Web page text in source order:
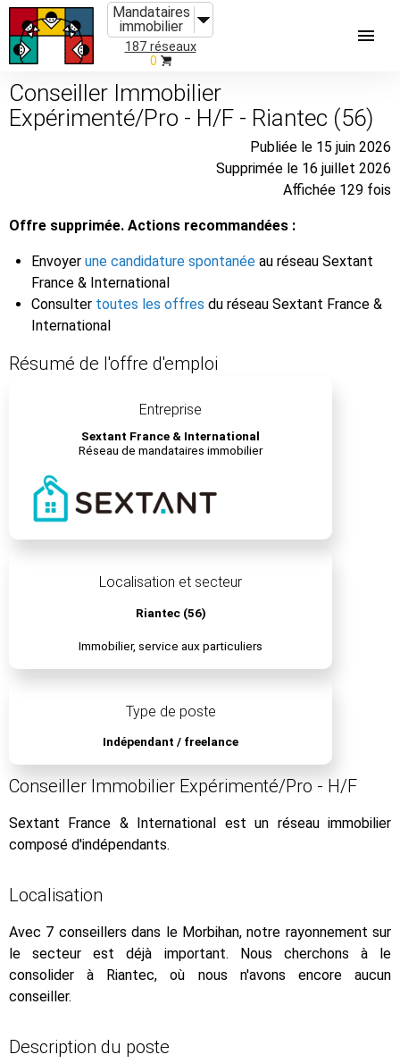
Mandataires
immobilier
187 réseaux
0
Conseiller Immobilier
Expérimenté/Pro - H/F - Riantec (56)
Publiée le 15 juin 2026
Supprimée le 16 juillet 2026
Affichée 129 fois
Offre supprimée. Actions recommandées :
Envoyer une candidature spontanée au réseau Sextant
France & International
Consulter toutes les offres du réseau Sextant France &
International
Résumé de l'offre d'emploi
Entreprise
Sextant France & International
Réseau de mandataires immobilier
Localisation et secteur
Riantec (56)
Immobilier, service aux particuliers
Type de poste
Indépendant / freelance
Conseiller Immobilier Expérimenté/Pro - H/F
Sextant France & International est un réseau immobilier
composé d'indépendants.
Localisation
Avec 7 conseillers dans le Morbihan, notre rayonnement sur
le secteur est déjà important. Nous cherchons à le
consolider à Riantec, où nous n'avons encore aucun
conseiller.
Description du poste